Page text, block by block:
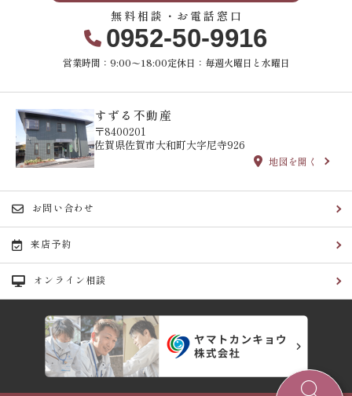
無料相談・お電話窓口
0952-50-9916
営業時間：9:00〜18:00定休日：毎週火曜日と水曜日
すずる不動産
〒8400201
佐賀県佐賀市大和町大字尼寺926
地図を開く
お問い合わせ
来店予約
オンライン相談